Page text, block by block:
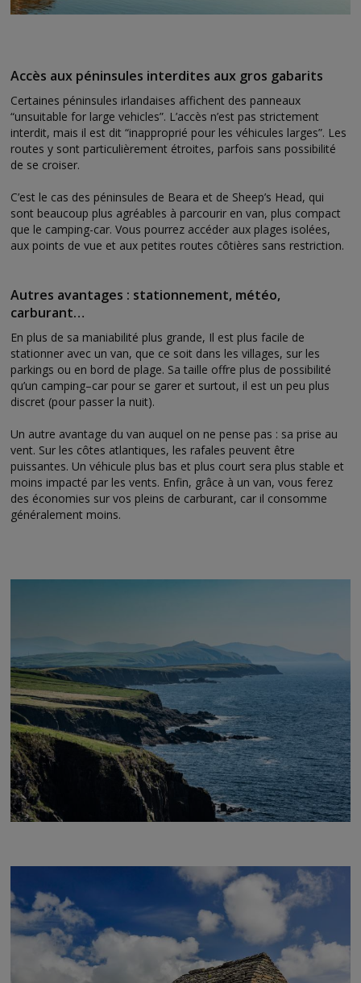
Accès aux péninsules interdites aux gros gabarits
Certaines péninsules irlandaises affichent des panneaux
“unsuitable for large vehicles”. L’accès n’est pas strictement
interdit, mais il est dit “inapproprié pour les véhicules larges”. Les
routes y sont particulièrement étroites, parfois sans possibilité
de se croiser.
C’est le cas des péninsules de Beara et de Sheep’s Head, qui
sont beaucoup plus agréables à parcourir en van, plus compact
que le camping-car. Vous pourrez accéder aux plages isolées,
aux points de vue et aux petites routes côtières sans restriction.
Autres avantages : stationnement, météo,
carburant…
En plus de sa maniabilité plus grande, Il est plus facile de
stationner avec un van, que ce soit dans les villages, sur les
parkings ou en bord de plage. Sa taille offre plus de possibilité
qu’un camping–car pour se garer et surtout, il est un peu plus
discret (pour passer la nuit).
Un autre avantage du van auquel on ne pense pas : sa prise au
vent. Sur les côtes atlantiques, les rafales peuvent être
puissantes. Un véhicule plus bas et plus court sera plus stable et
moins impacté par les vents. Enfin, grâce à un van, vous ferez
des économies sur vos pleins de carburant, car il consomme
généralement moins.